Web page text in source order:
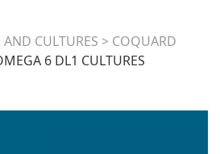
AND CULTURES > COQUARD
6 DL1 CULTURES